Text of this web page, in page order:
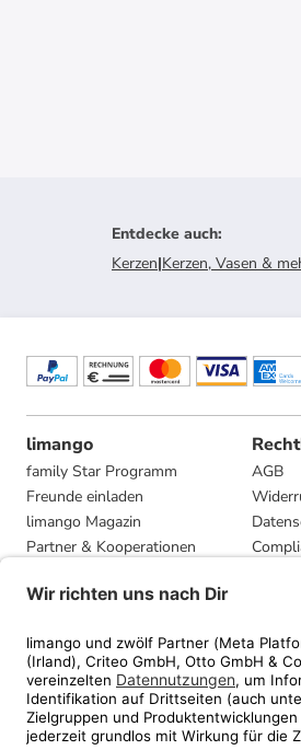
Entdecke auch:
Kerzen|Kerzen, Vasen &
limango
family Star Programm
Freunde einladen
limango Magazin
Partner & Kooperationen
Presse
AGB